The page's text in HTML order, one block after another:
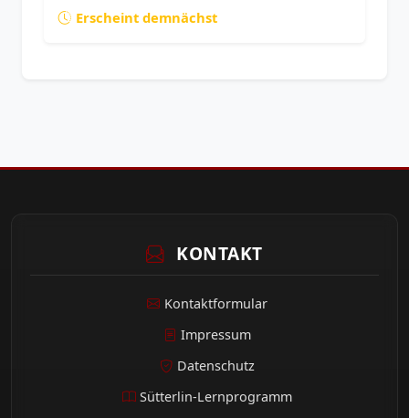
Erscheint demnächst
KONTAKT
Kontaktformular
Impressum
Datenschutz
Sütterlin-Lernprogramm